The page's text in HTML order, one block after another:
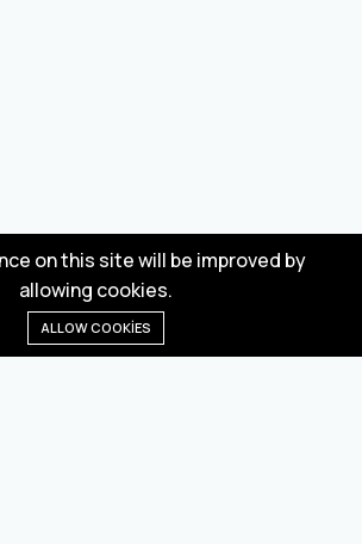
Kategoriler Dilek Listesi
on this site will be improved by
allowing cookies.
ALLOW COOKIES